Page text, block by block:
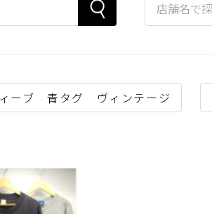
ィーブ 青タグ ヴィンテージ